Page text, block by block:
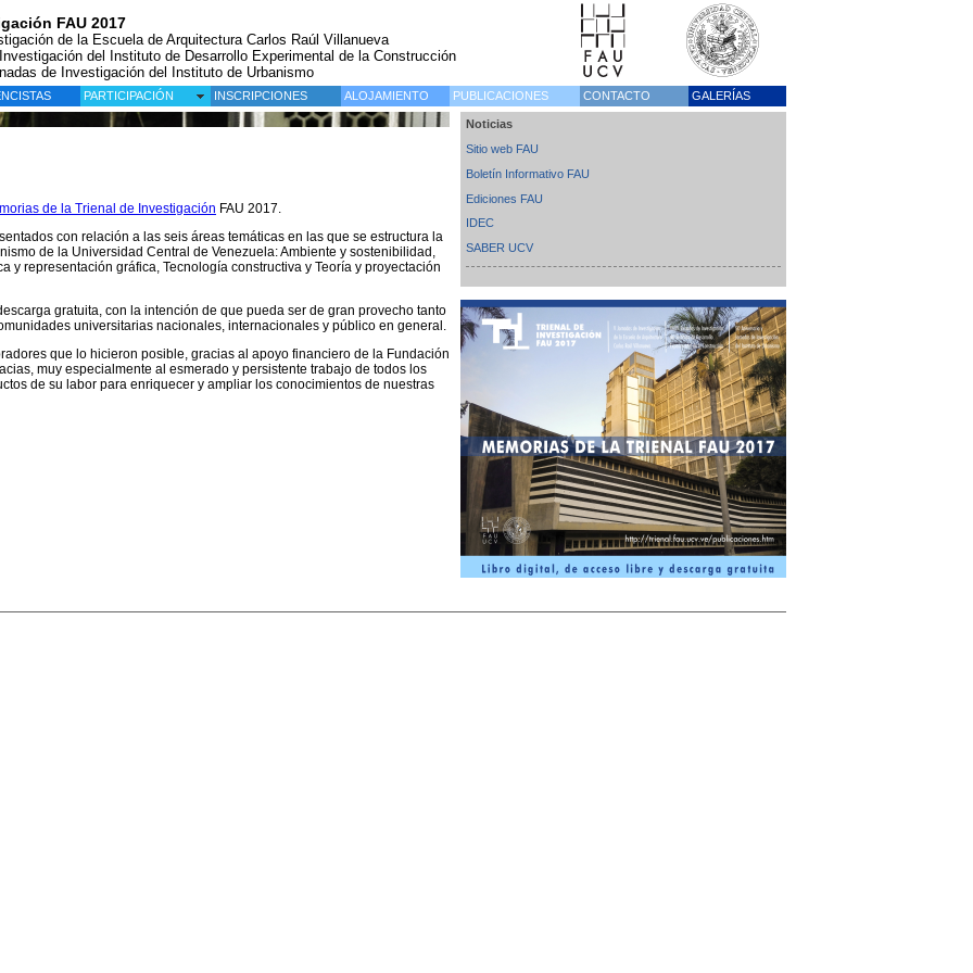
FAU 2017
de la Escuela de Arquitectura Carlos Raúl Villanueva
del Instituto de Desarrollo Experimental de la Construcción
de Investigación del Instituto de Urbanismo
PARTICIPACIÓN INSCRIPCIONES ALOJAMIENTO PUBLICACIONES CONTACTO GALERÍAS
de la Trienal de Investigación FAU 2017.
con relación a las seis áreas temáticas en las que se estructura la
de la Universidad Central de Venezuela: Ambiente y sostenibilidad,
y representación gráfica, Tecnología constructiva y Teoría y proyectación
gratuita, con la intención de que pueda ser de gran provecho tanto
universitarias nacionales, internacionales y público en general.
que lo hicieron posible, gracias al apoyo financiero de la Fundación
muy especialmente al esmerado y persistente trabajo de todos los
de su labor para enriquecer y ampliar los conocimientos de nuestras
Noticias
Sitio web FAU
Boletín Informativo FAU
Ediciones FAU
IDEC
SABER UCV